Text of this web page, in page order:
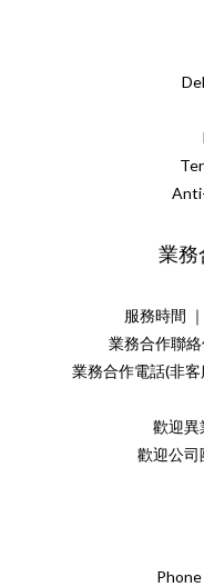
業務
服務時間
業務合作聯
業務合作電話(非
歡迎異
歡迎公司